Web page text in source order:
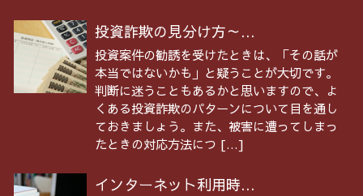
投資詐欺の見分け方～...
投資案件の勧誘を受けたときは、「その話が
本当ではないかも」と疑うことが大切です。
判断に迷うこともあるかと思いますので、よ
くある投資詐欺のパターンについて目を通し
ておきましょう。また、被害に遭ってしまっ
たときの対応方法につ […]
インターネット利用時...